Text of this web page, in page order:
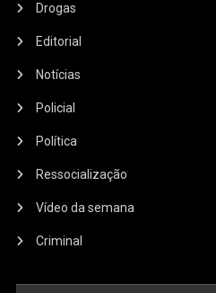
Drogas
Editorial
Notícias
Policial
Política
Ressocialização
Vídeo da semana
Criminal